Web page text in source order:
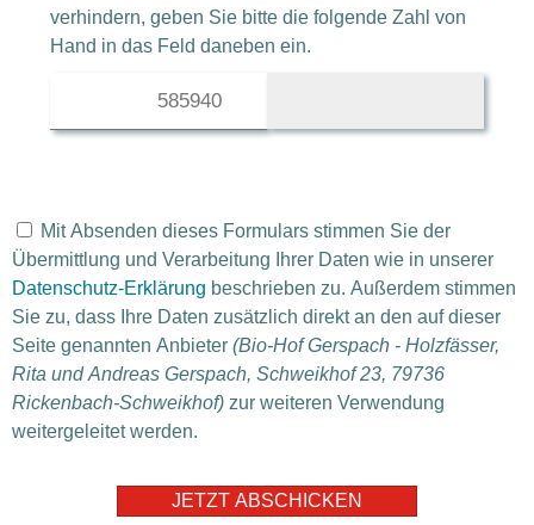
verhindern, geben Sie bitte die folgende Zahl von
Hand in das Feld daneben ein.
585940959
Mit Absenden dieses Formulars stimmen Sie der
Übermittlung und Verarbeitung Ihrer Daten wie in unserer
Datenschutz-Erklärung beschrieben zu. Außerdem stimmen
Sie zu, dass Ihre Daten zusätzlich direkt an den auf dieser
Seite genannten Anbieter (Bio-Hof Gerspach - Holzfässer,
Rita und Andreas Gerspach, Schweikhof 23, 79736
Rickenbach-Schweikhof) zur weiteren Verwendung
weitergeleitet werden.